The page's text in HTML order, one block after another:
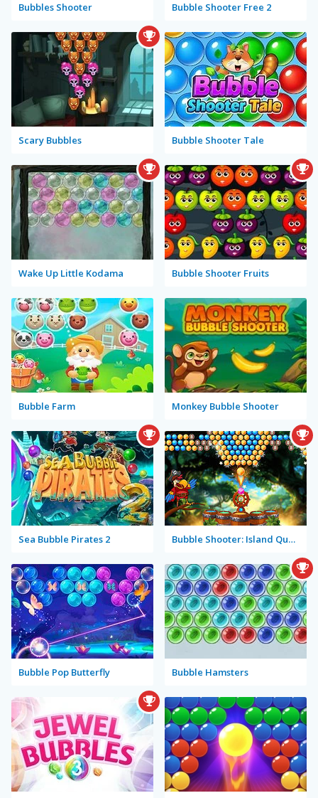
Bubbles Shooter Bubble Shooter Free 2
Scary Bubbles Bubble Shooter Tale
Wake Up Little Kodama Bubble Shooter Fruits
Bubble Farm Monkey Bubble Shooter
Sea Bubble Pirates 2 Bubble Shooter: Island Quest
Bubble Pop Butterfly Bubble Hamsters